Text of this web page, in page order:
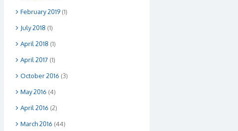
February 2019 (1)
July 2018 (1)
April 2018 (1)
April 2017 (1)
October 2016 (3)
May 2016 (4)
April 2016 (2)
March 2016 (44)